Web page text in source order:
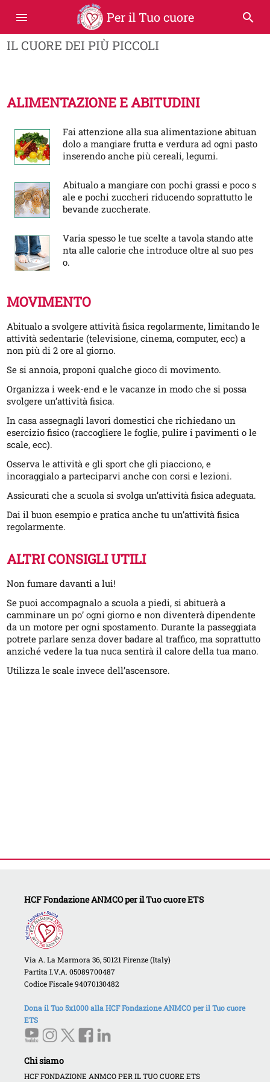
menu Per il Tuo cuore search
IL CUORE DEI PIÙ PICCOLI
ALIMENTAZIONE E ABITUDINI
Fai attenzione alla sua alimentazione abituan
dolo a mangiare frutta e verdura ad ogni pasto
inserendo anche più cereali, legumi.
Abitualo a mangiare con pochi grassi e poco s
ale e pochi zuccheri riducendo soprattutto le
bevande zuccherate.
Varia spesso le tue scelte a tavola stando atte
nta alle calorie che introduce oltre al suo pes
o.
MOVIMENTO
Abitualo a svolgere attività fisica regolarmente, limitando le
attività sedentarie (televisione, cinema, computer, ecc) a
non più di 2 ore al giorno.
Se si annoia, proponi qualche gioco di movimento.
Organizza i week-end e le vacanze in modo che si possa
svolgere un’attività fisica.
In casa assegnagli lavori domestici che richiedano un
esercizio fisico (raccogliere le foglie, pulire i pavimenti o le
scale, ecc).
Osserva le attività e gli sport che gli piacciono, e
incoraggialo a parteciparvi anche con corsi e lezioni.
Assicurati che a scuola si svolga un’attività fisica adeguata.
Dai il buon esempio e pratica anche tu un’attività fisica
regolarmente.
ALTRI CONSIGLI UTILI
Non fumare davanti a lui!
Se puoi accompagnalo a scuola a piedi, si abituerà a
camminare un po’ ogni giorno e non diventerà dipendente
da un motore per ogni spostamento. Durante la passeggiata
potrete parlare senza dover badare al traffico, ma soprattutto
anziché vedere la tua nuca sentirà il calore della tua mano.
Utilizza le scale invece dell’ascensore.
HCF Fondazione ANMCO per il Tuo cuore ETS
Via A. La Marmora 36, 50121 Firenze (Italy)
Partita I.V.A. 05089700487
Codice Fiscale 94070130482
Dona il Tuo 5x1000 alla HCF Fondazione ANMCO per il Tuo cuore
ETS
Chi siamo
HCF FONDAZIONE ANMCO PER IL TUO CUORE ETS